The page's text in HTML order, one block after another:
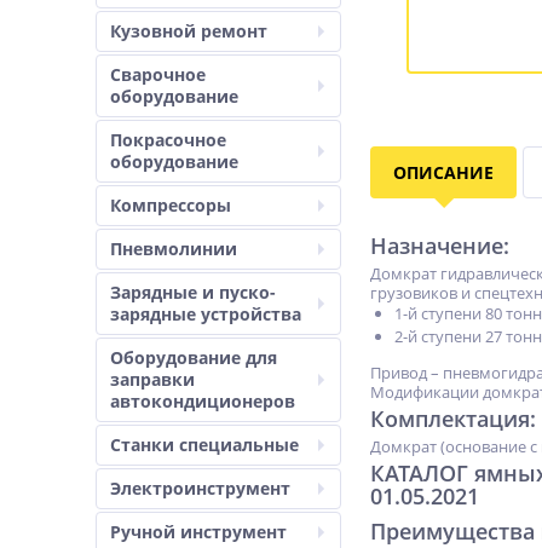
Кузовной ремонт
Сварочное
оборудование
Покрасочное
оборудование
Компрессоры
Пневмолинии
Зарядные и пуско-
зарядные устройства
Оборудование для
заправки
автокондиционеров
Станки специальные
Электроинструмент
Ручной инструмент
ОПИСАНИЕ
Назначение:
Домкрат
грузовиков и
1-й ступени 80 тонн
2-й ступени 27
Привод –
Модификации
Комплектация:
Домкрат (основание
КАТАЛОГ
01.05.2021